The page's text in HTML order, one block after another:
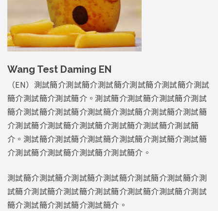
Wang Test Daming EN
（EN）測試簡介測試簡介測試簡介測試簡介測試簡介測試
簡介測試簡介測試簡介。測試簡介測試簡介測試簡介測試
簡介測試簡介測試簡介測試簡介測試簡介測試簡介測試簡
介測試簡介測試簡介測試簡介測試簡介測試簡介測試簡
介。測試簡介測試簡介測試簡介測試簡介測試簡介測試簡
介測試簡介測試簡介測試簡介測試簡介。
測試簡介測試簡介測試簡介測試簡介測試簡介測試簡介測
試簡介測試簡介測試簡介測試簡介測試簡介測試簡介測試
簡介測試簡介測試簡介測試簡介。